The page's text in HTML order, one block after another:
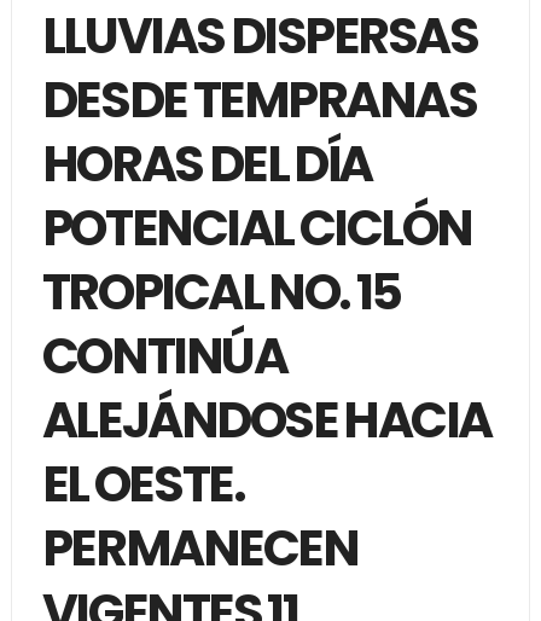
LLUVIAS DISPERSAS
DESDE TEMPRANAS
HORAS DEL DÍA
POTENCIAL CICLÓN
TROPICAL NO. 15
CONTINÚA
ALEJÁNDOSE HACIA
EL OESTE.
PERMANECEN